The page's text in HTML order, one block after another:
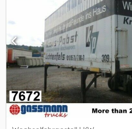
, Ausstattung:ABS,
Achsen, Drehschemel, luftgefedert, ABS
Heben+Senken, Zwillingsbereifung
Aufbau: Ladelift M.Ronig ca. 1000kg
1.740 mm ZUBEHÖRANGABEN OHNE
Zwischenverkauf und Irrtümer